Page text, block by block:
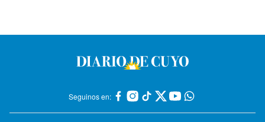
Seguinos en: